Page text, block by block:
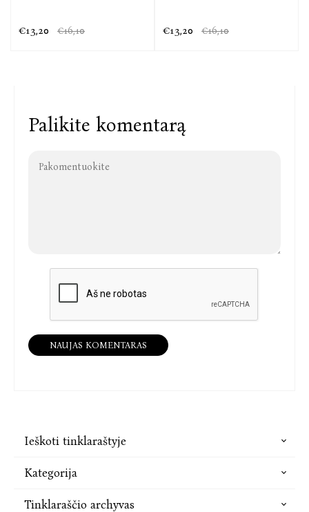
€13,20 €16,10 €13,20 €16,10
Palikite komentarą
NAUJAS KOMENTARAS
Ieškoti tinklaraštyje
Kategorija
Tinklaraščio archyvas